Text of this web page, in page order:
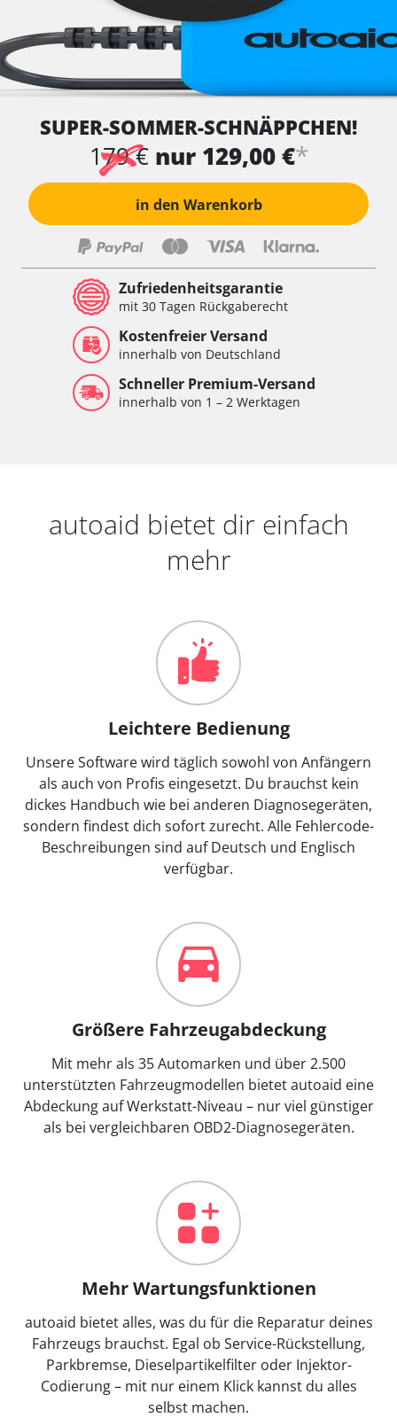
SUPER-SOMMER-SCHNÄPPCHEN!
179 € nur 129,00 €*
in den Warenkorb
Zufriedenheitsgarantie
mit 30 Tagen Rückgaberecht
Kostenfreier Versand
innerhalb von Deutschland
Schneller Premium-Versand
innerhalb von 1 – 2 Werktagen
autoaid bietet dir einfach
mehr
Leichtere Bedienung
Unsere Software wird täglich sowohl von Anfängern
als auch von Profis eingesetzt. Du brauchst kein
dickes Handbuch wie bei anderen Diagnosegeräten,
sondern findest dich sofort zurecht. Alle Fehlercode-
Beschreibungen sind auf Deutsch und Englisch
verfügbar.
Größere Fahrzeugabdeckung
Mit mehr als 35 Automarken und über 2.500
unterstützten Fahrzeugmodellen bietet autoaid eine
Abdeckung auf Werkstatt-Niveau – nur viel günstiger
als bei vergleichbaren OBD2-Diagnosegeräten.
Mehr Wartungsfunktionen
autoaid bietet alles, was du für die Reparatur deines
Fahrzeugs brauchst. Egal ob Service-Rückstellung,
Parkbremse, Dieselpartikelfilter oder Injektor-
Codierung – mit nur einem Klick kannst du alles
selbst machen.